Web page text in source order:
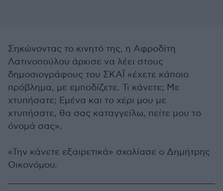
Σηκώνοντας το κινητό της, η Αφροδίτη
Λατινοπούλου άρχισε να λέει στους
δημοσιογράφους του ΣΚΑΪ «έχετε κάποιο
πρόβλημα, με εμποδίζετε. Τι κάνετε; Με
χτυπήσατε; Εμένα και το χέρι μου με
χτυπήσατε, θα σας καταγγείλω, πείτε μου το
όνομά σας».
«Την κάνετε εξαιρετικά» σχολίασε ο Δημήτρης
Οικονόμου.